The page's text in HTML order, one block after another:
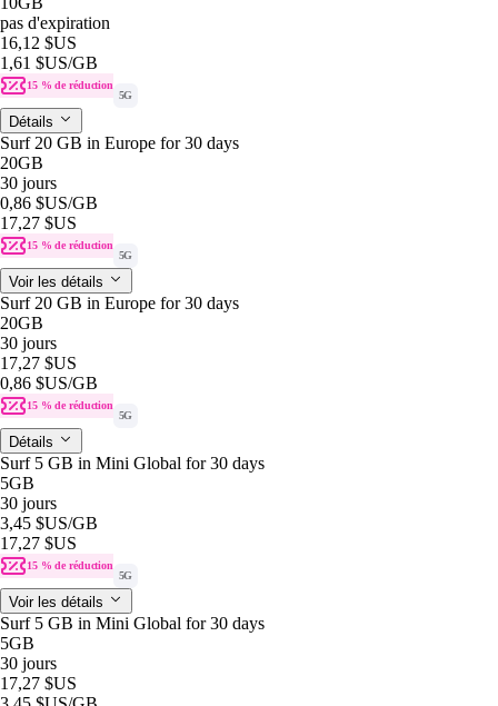
pas d'expiration
16,12 $US
1,61 $US/GB
15 % de réduction
5G
Détails
Surf 20 GB in Europe for 30 days
20GB
30 jours
0,86 $US/GB
17,27 $US
15 % de réduction
5G
Voir les détails
Surf 20 GB in Europe for 30 days
20GB
30 jours
17,27 $US
0,86 $US/GB
15 % de réduction
5G
Détails
Surf 5 GB in Mini Global for 30 days
5GB
30 jours
3,45 $US/GB
17,27 $US
15 % de réduction
5G
Voir les détails
Surf 5 GB in Mini Global for 30 days
5GB
30 jours
17,27 $US